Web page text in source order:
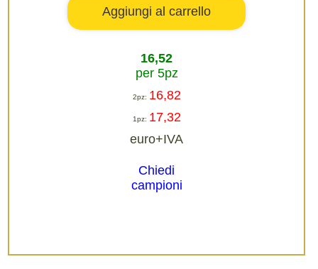
16,52
per 5pz
2pz: 16,82
1pz: 17,32
euro+IVA
Chiedi
campioni